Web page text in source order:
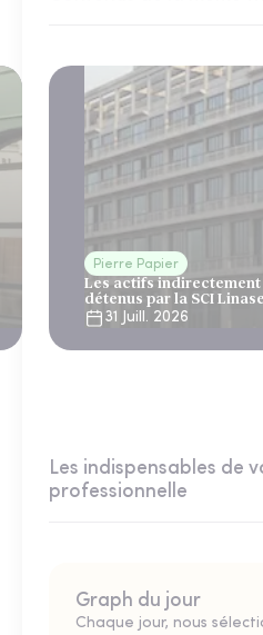
Pierre Papier
Les actifs indirectement
détenus par la SCI
31 Juill. 2026
Les indispensables de
professionnelle
Graph du jour
Chaque jour, nous